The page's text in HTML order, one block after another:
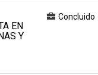
EN
Y
Concluido